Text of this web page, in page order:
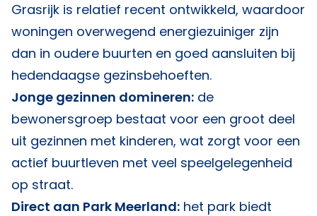
Grasrijk is relatief recent ontwikkeld, waardoor
woningen overwegend energiezuiniger zijn
dan in oudere buurten en goed aansluiten bij
hedendaagse gezinsbehoeften.
Jonge gezinnen domineren: de
bewonersgroep bestaat voor een groot deel
uit gezinnen met kinderen, wat zorgt voor een
actief buurtleven met veel speelgelegenheid
op straat.
Direct aan Park Meerland: het park biedt